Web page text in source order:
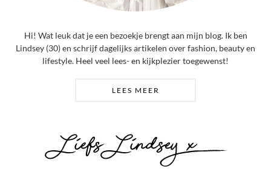
Hi! Wat leuk dat je een bezoekje brengt aan mijn blog. Ik ben
Lindsey (30) en schrijf dagelijks artikelen over fashion, beauty en
lifestyle. Heel veel lees- en kijkplezier toegewenst!
LEES MEER